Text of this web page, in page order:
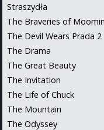
Straszydła
The Braveries of
The Devil Wears Prada 2
The Drama
The Great Beauty
The Invitation
The Life of Chuck
The Mountain
The Odyssey